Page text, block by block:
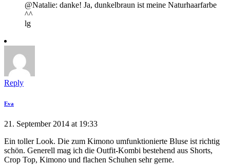
@Natalie: danke! Ja, dunkelbraun ist meine Naturhaarfarbe
^^
lg
Reply
Eva
21. September 2014 at 19:33
Ein toller Look. Die zum Kimono umfunktionierte Bluse ist richtig
schön. Generell mag ich die Outfit-Kombi bestehend aus Shorts,
Crop Top, Kimono und flachen Schuhen sehr gerne.